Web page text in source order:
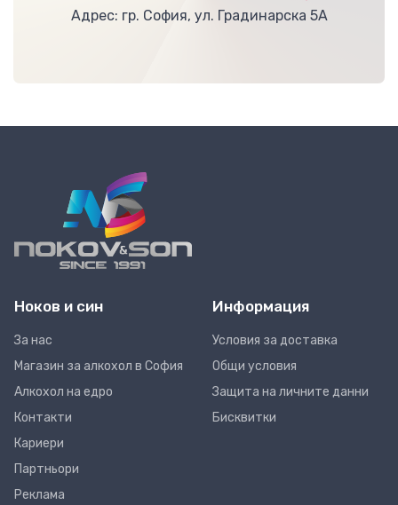
Адрес: гр. София, ул. Градинарска 5А
Ноков и син
За нас
Магазин за алкохол в София
Алкохол на едро
Контакти
Кариери
Партньори
Реклама
Информация
Условия за доставка
Общи условия
Защита на личните данни
Бисквитки